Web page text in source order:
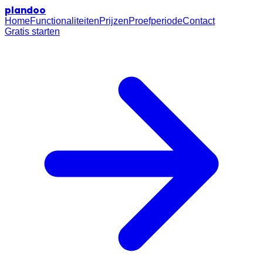
plandoo
HomeFunctionaliteitenPrijzenProefperiodeContact
Gratis starten